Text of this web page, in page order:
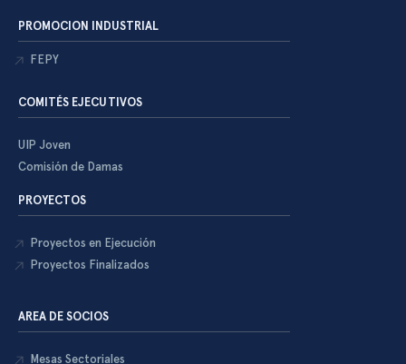
PROMOCION INDUSTRIAL
FEPY
COMITÉS EJECUTIVOS
UIP Joven
Comisión de Damas
PROYECTOS
Proyectos en Ejecución
Proyectos Finalizados
AREA DE SOCIOS
Mesas Sectoriales